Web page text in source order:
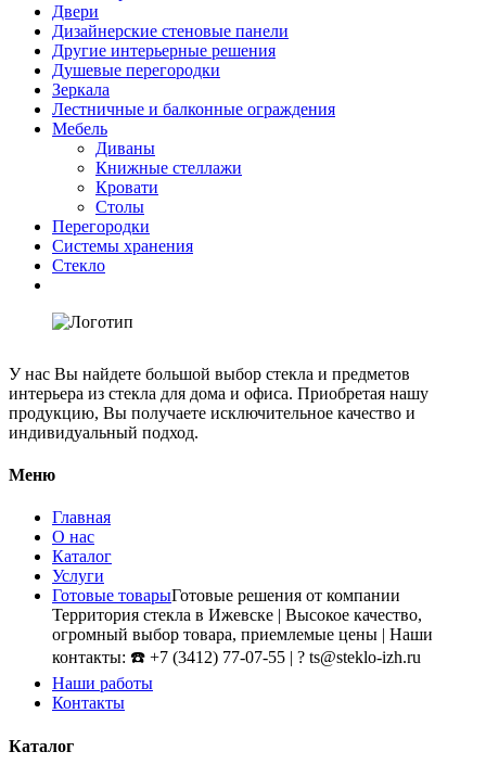
Двери
Дизайнерские стеновые панели
Другие интерьерные решения
Душевые перегородки
Зеркала
Лестничные и балконные ограждения
Мебель
Диваны
Книжные стеллажи
Кровати
Столы
Перегородки
Системы хранения
Стекло
У нас Вы найдете большой выбор стекла и предметов
интерьера из стекла для дома и офиса. Приобретая нашу
продукцию, Вы получаете исключительное качество и
индивидуальный подход.
Меню
Главная
О нас
Каталог
Услуги
Готовые товарыГотовые решения от компании
Территория стекла в Ижевске | Высокое качество,
огромный выбор товара, приемлемые цены | Наши
контакты: ☎️ +7 (3412) 77-07-55 | ? ts@steklo-izh.ru
Наши работы
Контакты
Каталог